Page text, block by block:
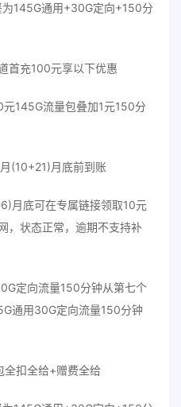
145G通用+30G定向+150分
首充100元享以下优惠
145G流量包叠加1元150分
(10+21)月底前到账
月底可在专属链接领取10元
，状态正常，逾期不支持补
定向流量150分钟从第七个
通用30G定向流量150分钟
全扣全给+赠费全给